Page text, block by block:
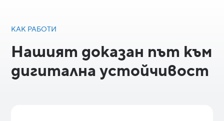
КАК РАБОТИ
Нашият доказан път към
дигитална устойчивост